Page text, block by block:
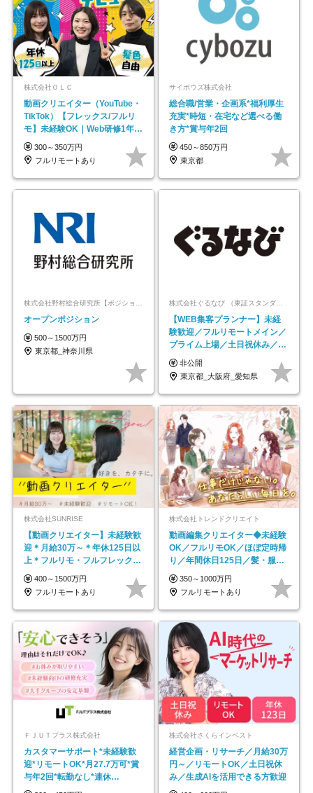
株式会社ＯＬＣ
動画クリエイター（YouTube・
TikTok）【フレックス/フルリ
モ】未経験OK｜Web研修1年間
｜副業OK
300～350万円
フルリモートあり
サイボウズ株式会社
総合職/営業・企画系*福利厚生
充実*時短・在宅など選べる働
き方*賞与年2回
450～850万円
東京都
オープンポジション
500～1500万円
東京都_神奈川県
株式会社ぐるなび （東証スタンダード上場）
【WEB集客プランナー】未経
験歓迎／フルリモートメイン／
プライム上場／土日祝休み／東
京・大阪・名古屋
非公開
東京都_大阪府_愛知県
株式会社SUNRISE
【動画クリエイター】未経験歓
迎＊月給30万～＊年休125日以
上＊フルリモ・フルフレックス
◆10名の採用が決定◆
400～1500万円
フルリモートあり
株式会社トレンドクリエイト
動画編集クリエイター◆未経験
OK／フルリモOK／ほぼ定時帰
り／年間休日125日／髪・服・
ネイル自由／副業OK
350～1000万円
フルリモートあり
ＦＪＵＴプラス株式会社
カスタマーサポート*未経験歓
迎*リモートOK*月27.7万可*賞
与年2回*転勤なし*連休
OK/ZE010232
株式会社さくらインベスト
経営企画・リサーチ／月給30万
円～／リモートOK／土日祝休
み／生成AIを活用できる方歓迎